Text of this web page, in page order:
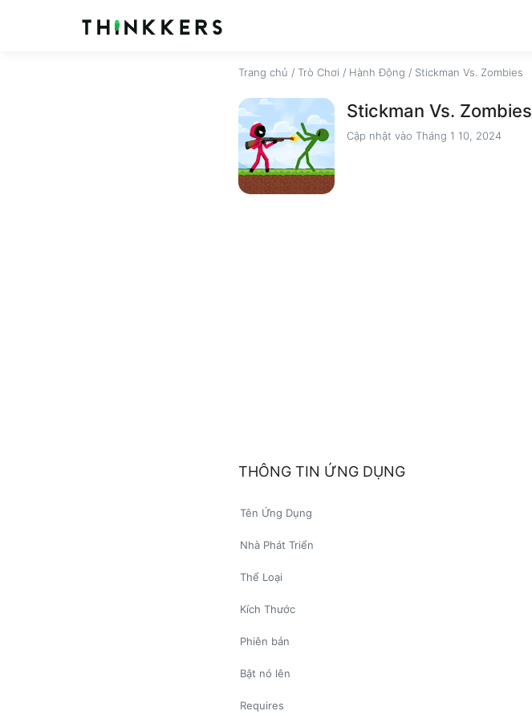
Trang chủ / Trò Chơi / Hành Động / Stickman Vs. Zombies
Stickman Vs. Zombies
Cập nhật vào Tháng 1 10, 2024
THÔNG TIN ỨNG DỤNG
Tên Ứng Dụng
Nhà Phát Triển
Thể Loại
Kích Thước
Phiên bản
Bật nó lên
Requires